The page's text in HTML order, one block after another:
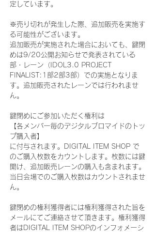
定しています。
※売り切れが発生した際、追加販売を実施す
る可能性がございます。
追加販売が実施された場合においても、鍵閉
めは9/20公開お知らせで発表されている
部・レーン（IDOL3.0 PROJECT
FINALIST:1部2部3部）での実施となりま
す。追加販売されたレーンでは行われませ
ん。
鍵閉めにご参加いただく権利は
【各メンバー毎のデジタルブロマイドのトッ
プ購入者】
に付与されます。DIGITAL ITEM SHOP で
のご購入枚数をカウントします。枚数には鍵
開け、追加販売レーンの購入も含まれます。
当日会場でのご購入枚数はカウントされませ
ん。
鍵閉めの権利獲得者には権利獲得された旨を
メールにてご連絡させて頂きます。権利獲得
者はDIGITAL ITEM SHOPのインフォメーシ